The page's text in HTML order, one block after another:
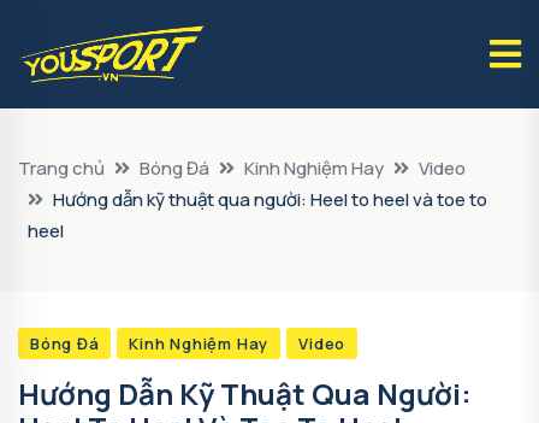
Trang chủ Bóng Đá Kinh Nghiệm Hay
Video
Hướng dẫn kỹ thuật qua người: Heel to heel và toe to
heel
Bóng Đá Kinh Nghiệm Hay Video
Hướng Dẫn Kỹ Thuật Qua Người: